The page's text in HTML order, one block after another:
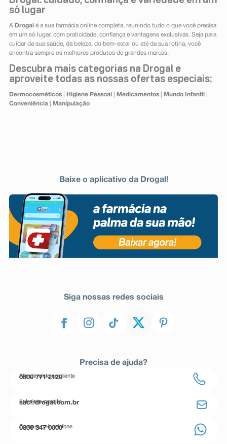
só lugar
A Drogal é a sua farmácia online completa, reunindo tudo o que você precisa
em um só lugar, com praticidade, confiança e vantagens exclusivas. Seja para
cuidar da sua saúde, da beleza, do bem-estar ou até da sua rotina, você
encontra sempre os melhores produtos de grandes marcas.
Descubra mais categorias na Drogal e
aproveite todas as nossas ofertas especiais:
Dermocosméticos| Higiene Pessoal Medicamentos| Mundo Infantil
Conveniência| Manipulação
Baixe o aplicativo da Drogal!
Siga nossas redes sociais
Precisa de ajuda?
Atendimento ao cliente
0800 771 2120
Entre em contato
sac@drogal.com.br
Compre pelo telefone
0800 347 0000